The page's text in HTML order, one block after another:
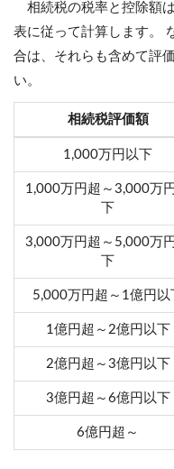
相続税の税率と控除額
表に従って計算します。
合は、それらも含めて評
い。
相続税評価額
1,000万円以下
1,000万円超～3,000万
下
3,000万円超～5,000万
下
5,000万円超～1億円以
1億円超～2億円以下
2億円超～3億円以下
3億円超～6億円以下
6億円超～